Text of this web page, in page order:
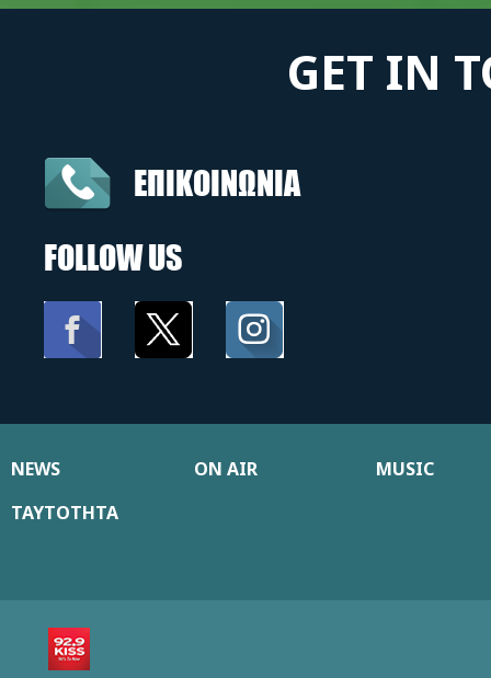
GET IN
ΕΠΙΚΟΙΝΩΝΙΑ
FOLLOW US
NEWS ON AIR
MUSIC
ΤΑΥΤΟΤΗΤΑ